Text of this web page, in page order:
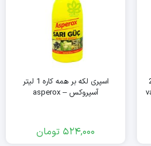
200
اسپری لکه بر همه کاره 1 لیتر
آسپروکس – asperox
524,000 تومان